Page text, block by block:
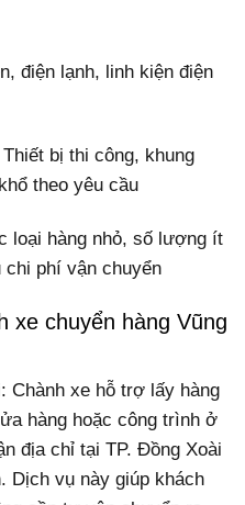
điện lạnh, linh kiện điện
bị thi công, khung
theo yêu cầu
loại hàng nhỏ, số lượng ít
phí vận chuyển
xe chuyển hàng Vũng
Chành xe hỗ trợ lấy hàng
hàng hoặc công trình ở
địa chỉ tại TP. Đồng Xoài
Dịch vụ này giúp khách